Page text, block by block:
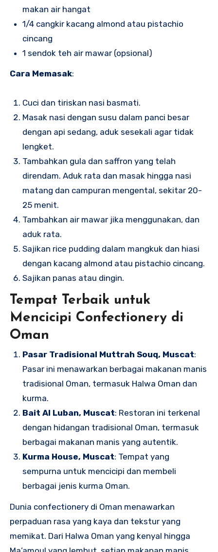
makan air hangat
1/4 cangkir kacang almond atau pistachio
cincang
1 sendok teh air mawar (opsional)
Cara Memasak:
Cuci dan tiriskan nasi basmati.
Masak nasi dengan susu dalam panci besar
dengan api sedang, aduk sesekali agar tidak
lengket.
Tambahkan gula dan saffron yang telah
direndam. Aduk rata dan masak hingga nasi
matang dan campuran mengental, sekitar 20-
25 menit.
Tambahkan air mawar jika menggunakan, dan
aduk rata.
Sajikan rice pudding dalam mangkuk dan hiasi
dengan kacang almond atau pistachio cincang.
Sajikan panas atau dingin.
Tempat Terbaik untuk
Mencicipi Confectionery di
Oman
Pasar Tradisional Muttrah Souq, Muscat:
Pasar ini menawarkan berbagai makanan manis
tradisional Oman, termasuk Halwa Oman dan
kurma.
Bait Al Luban, Muscat: Restoran ini terkenal
dengan hidangan tradisional Oman, termasuk
berbagai makanan manis yang autentik.
Kurma House, Muscat: Tempat yang
sempurna untuk mencicipi dan membeli
berbagai jenis kurma Oman.
Dunia confectionery di Oman menawarkan
perpaduan rasa yang kaya dan tekstur yang
memikat. Dari Halwa Oman yang kenyal hingga